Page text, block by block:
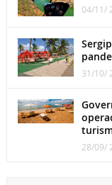
04/11/
31/10/
28/09/